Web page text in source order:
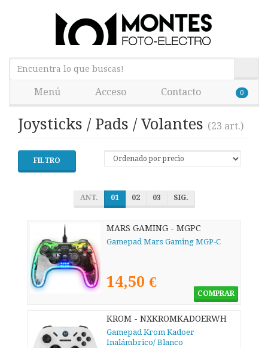
Menú Acceso Contacto 0
Joysticks / Pads / Volantes (23 art.)
FILTRO
ANT. 01 02 03 SIG.
MARS GAMING - MGPC
Gamepad Mars Gaming MGP-C
14,50 €
COMPRAR
KROM - NXKROMKADOERWH
Gamepad Krom Kadoer
Inalámbrico/ Blanco